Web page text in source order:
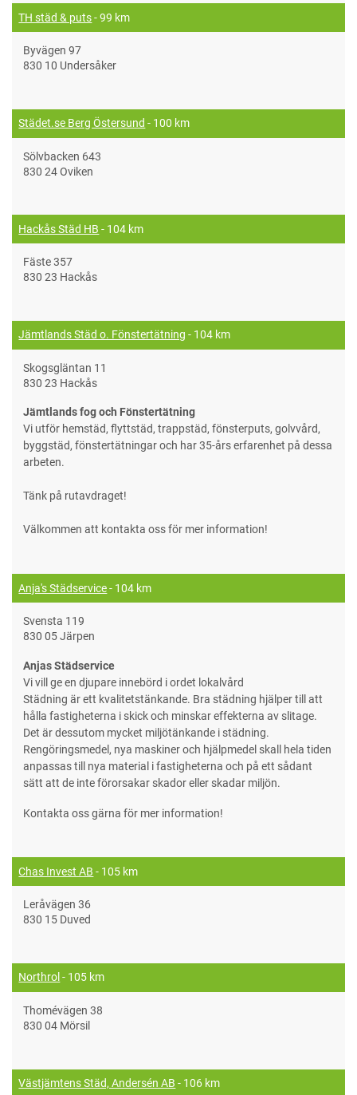
TH städ & puts- 99 km
Byvägen 97
830 10 Undersåker
Städet.se Berg Östersund - 100 km
Sölvbacken 643
830 24 Oviken
Hackås Städ HB - 104 km
Fäste 357
830 23 Hackås
Jämtlands Städ o. Fönstertätning - 104 km
Skogsgläntan 11
830 23 Hackås
Jämtlands fog och Fönstertätning
Vi utför hemstäd, flyttstäd, trappstäd, fönsterputs, golvvård,
byggstäd, fönstertätningar och har 35-års erfarenhet på dessa
arbeten.
Tänk på rutavdraget!
Välkommen att kontakta oss för mer information!
Anja's Städservice- 104 km
Svensta 119
830 05 Järpen
Anjas Städservice
Vi vill ge en djupare innebörd i ordet lokalvård
Städning är ett kvalitetstänkande. Bra städning hjälper till att
hålla fastigheterna i skick och minskar effekterna av slitage.
Det är dessutom mycket miljötänkande i städning.
Rengöringsmedel, nya maskiner och hjälpmedel skall hela tiden
anpassas till nya material i fastigheterna och på ett sådant
sätt att de inte förorsakar skador eller skadar miljön.
Kontakta oss gärna för mer information!
Chas Invest AB - 105 km
Leråvägen 36
830 15 Duved
Northrol - 105 km
Thomévägen 38
830 04 Mörsil
Västjämtens Städ, Andersén AB - 106 km